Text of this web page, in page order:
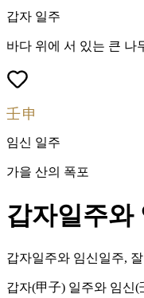
갑자 일주
바다 위에 서 있는 큰 나
壬申
임신 일주
가을 산의 폭포
갑자일주와
갑자일주와 임신일주,
갑자(甲子) 일주와 임신(